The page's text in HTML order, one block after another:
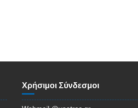
Χρήσιμοι Σύνδεσμοι